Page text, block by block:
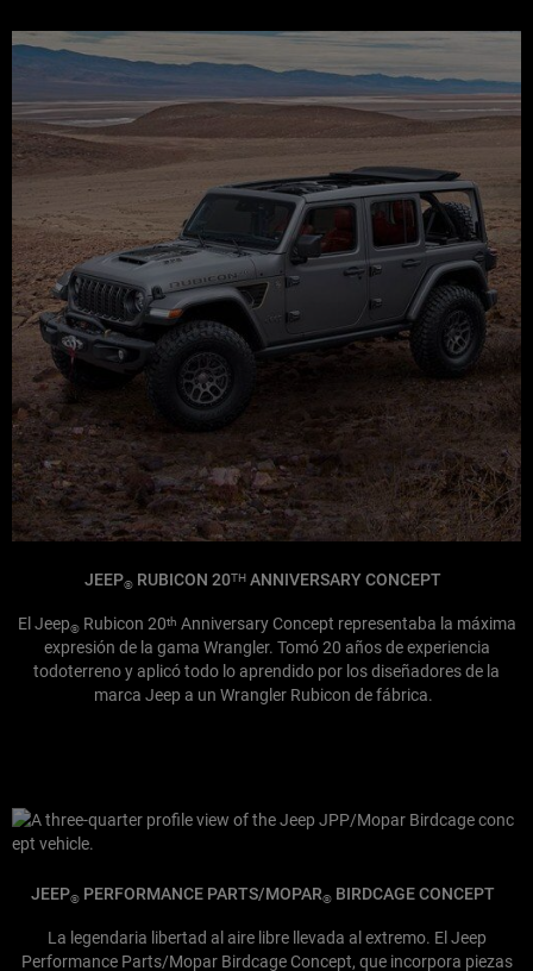
JEEP® RUBICON 20TH ANNIVERSARY CONCEPT
El Jeep®Rubicon 20th Anniversary Concept representaba la máxima
expresión de la gama Wrangler. Tomó 20 años de experiencia
todoterreno y aplicó todo lo aprendido por los diseñadores de la
marca Jeep a un Wrangler Rubicon de fábrica.
JEEP® PERFORMANCE PARTS/MOPAR® BIRDCAGE CONCEPT
La legendaria libertad al aire libre llevada al extremo. El Jeep
Performance Parts/Mopar Birdcage Concept, que incorpora piezas